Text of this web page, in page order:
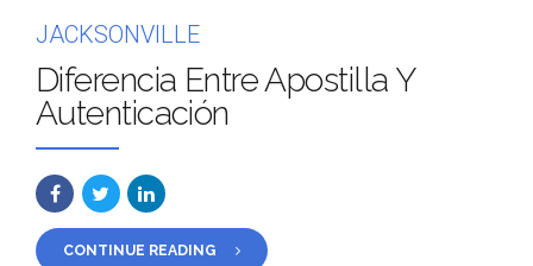
JACKSONVILLE
Diferencia Entre Apostilla Y
Autenticación
CONTINUE READING